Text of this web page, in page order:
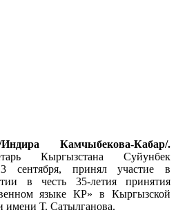
Камчыбекова-Кабар/.
Кыргызстана Суйунбек
сентября, принял участие в
в честь 35-летия принятия
языке КР» в Кыргызской
имени Т. Сатылганова.